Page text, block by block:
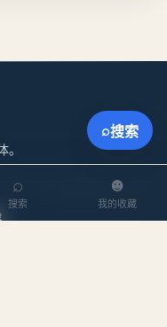
⌕
搜索
☻
我的收藏
⌕搜索